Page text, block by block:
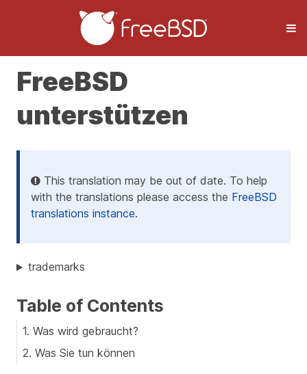
FreeBSD
unterstützen
This translation may be out of date. To help
with the translations please access the FreeBSD
translations instance.
trademarks
Table of Contents
1. Was wird gebraucht?
2. Was Sie tun können